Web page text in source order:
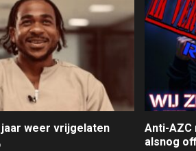
jaar weer vrijgelaten
Anti-AZC
alsnog